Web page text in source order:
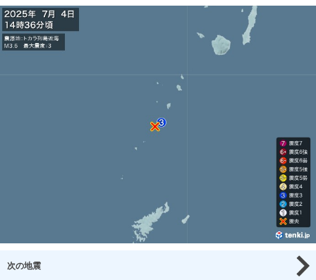
次の地震